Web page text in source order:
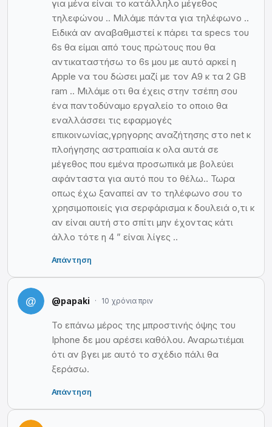
για μένα είναι το κατάλληλο μέγεθος
τηλεφώνου .. Μιλάμε πάντα για τηλέφωνο ..
Ειδικά αν αναβαθμιστεί κ πάρει τα specs του
6s θα είμαι από τους πρώτους που θα
αντικαταστήσω το 6s μου με αυτό αρκεί η
Apple να του δώσει μαζί με τον A9 κ τα 2 GB
ram .. Μιλάμε οτι θα έχεις στην τσέπη σου
ένα παντοδύναμο εργαλείο το οποιο θα
εναλλάσσει τις εφαρμογές
επικοινωνίας,γρηγορης αναζήτησης στο net κ
πλοήγησης αστραπιαία κ ολα αυτά σε
μέγεθος που εμένα προσωπικά με βολεύει
αφάνταστα για αυτό που το θέλω.. Τωρα
οπως έχω ξαναπεί αν το τηλέφωνο σου το
χρησιμοποιείς για σερφάρισμα κ δουλειά ο,τι κ
αν είναι αυτή στο σπίτι μην έχοντας κάτι
άλλο τότε η 4 ” είναι λίγες ..
Απάντηση
@papaki 10 χρόνια πριν
Το επάνω μέρος της μπροστινής όψης του
Iphone δε μου αρέσει καθόλου. Αναρωτιέμαι
ότι αν βγει με αυτό το σχέδιο πάλι θα
ξεράσω.
Απάντηση